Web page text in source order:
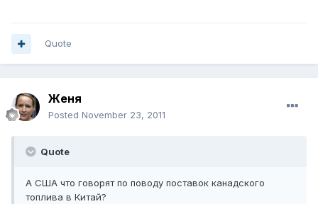
Quote
Женя
Posted November 23, 2011
Quote
А США что говорят по поводу поставок канадского
топлива в Китай?